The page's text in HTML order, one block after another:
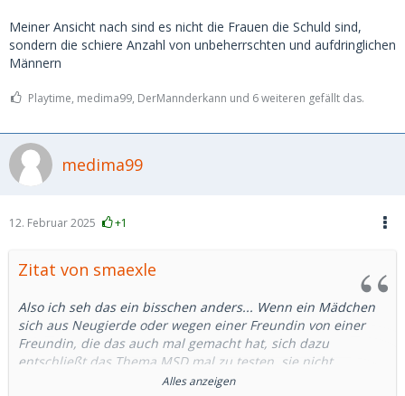
Meiner Ansicht nach sind es nicht die Frauen die Schuld sind,
sondern die schiere Anzahl von unbeherrschten und aufdringlichen
Männern
Playtime, medima99, DerMannderkann und 6 weiteren gefällt das.
medima99
12. Februar 2025 +1
Zitat von smaexle
Also ich seh das ein bisschen anders... Wenn ein Mädchen
sich aus Neugierde oder wegen einer Freundin von einer
Freundin, die das auch mal gemacht hat, sich dazu
entschließt das Thema MSD mal zu testen, sie nicht
aussieht wie Ricarda Lang, da reicht schon eine
Alles anzeigen